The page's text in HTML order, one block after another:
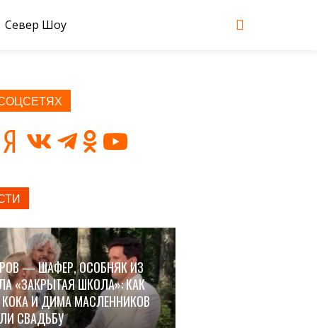
Север Шоу
— ШАФЕР, ОСОБНЯК ИЗ
«ЗАКРЫТАЯ ШКОЛА»: КАК
КОКА И ДИМА МАСЛЕННИКОВ
СВАДЬБУ